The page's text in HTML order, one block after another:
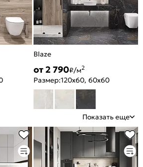
Blaze
от 2 790₽/м2
Размер:120x60, 60x60
Показать еще